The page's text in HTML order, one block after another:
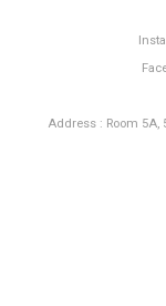
Address : Room 5A,